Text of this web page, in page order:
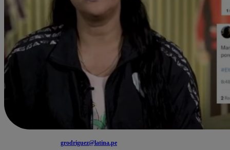
grodriguez@latina.pe